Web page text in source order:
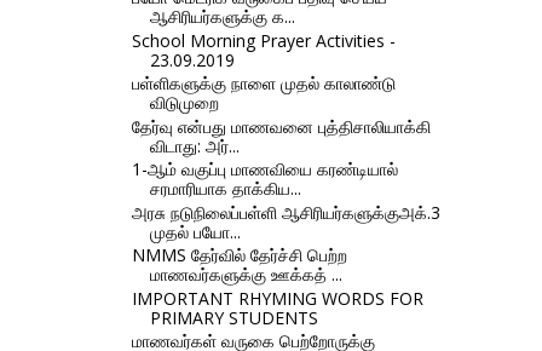
ஆசிரியர்களுக்கு க...
School Morning Prayer Activities -
23.09.2019
பள்ளிகளுக்கு நாளை முதல் காலாண்டு
விடுமுறை
தேர்வு என்பது மாணவனை புத்திசாலியாக்கி
விடாது: அர்...
1-ஆம் வகுப்பு மாணவியை கரண்டியால்
சரமாரியாக தாக்கிய...
அரசு நடுநிலைப்பள்ளி ஆசிரியர்களுக்குஅக்.3
முதல் பயோ...
NMMS தேர்வில் தேர்ச்சி பெற்ற
மாணவர்களுக்கு ஊக்கத் ...
IMPORTANT RHYMING WORDS FOR
PRIMARY STUDENTS
மாணவர்கள் வருகை பெற்றோருக்கு